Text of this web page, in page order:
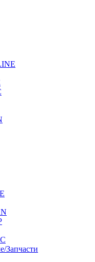
Запчасти